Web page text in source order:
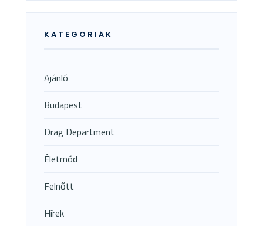
KATEGÓRIÁK
Ajánló
Budapest
Drag Department
Életmód
Felnőtt
Hírek